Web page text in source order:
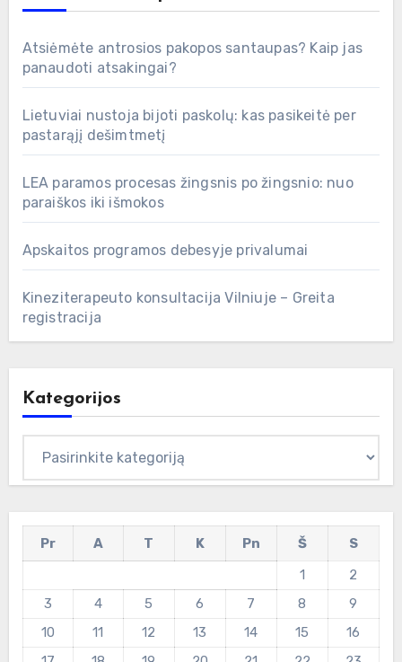
Atsiėmėte antrosios pakopos santaupas? Kaip jas
panaudoti atsakingai?
Lietuviai nustoja bijoti paskolų: kas pasikeitė per
pastarąjį dešimtmetį
LEA paramos procesas žingsnis po žingsnio: nuo
paraiškos iki išmokos
Apskaitos programos debesyje privalumai
Kineziterapeuto konsultacija Vilniuje – Greita
registracija
Kategorijos
Pr A T K Pn Š
S
1
2
3
4 5 6 7 8
9
10
11 12 13 14 15
16